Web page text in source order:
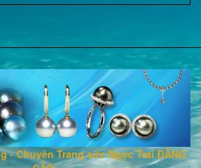
- Chuyên Trang sức Ngọc Trai ĐẲNG